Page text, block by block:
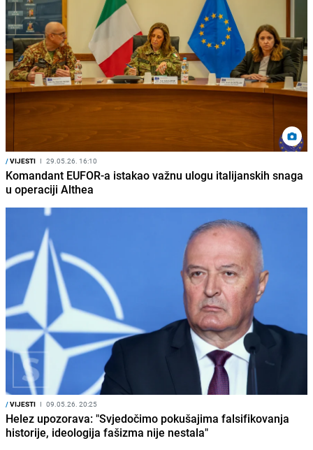
/VIJESTI I 29.05.26. 16:10
Komandant EUFOR-a istakao važnu ulogu italijanskih snaga
u operaciji Althea
/VIJESTI I 09.05.26. 20:25
Helez upozorava: "Svjedočimo pokušajima falsifikovanja
historije, ideologija fašizma nije nestala"